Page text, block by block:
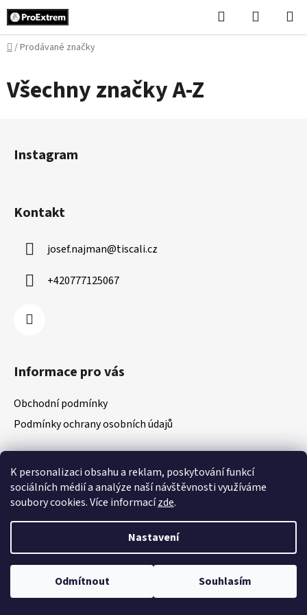
K personalizaci obsahu a reklam, poskytování funkcí
sociálních médií a analýze naší návštěvnosti využíváme
soubory cookies. Více informacízde.
Nastavení
Odmítnout Souhlasím
Přejít
na
obsah
Hledat
KOŠÍK
Domů
/Prodávané značky
Všechny značky A-Z
Instagram
Kontakt
josef.najman@tiscali.cz
+420777125067
Informace pro vás
Obchodní podmínky
Podmínky ochrany osobních údajů
Vytvořil Shoptet
Copyright 2026ProExtrem. Všechna práva vyhrazena.
Upravit nastavení cookies